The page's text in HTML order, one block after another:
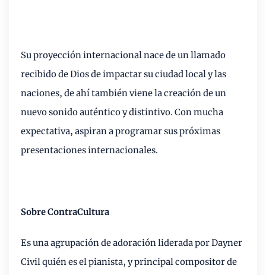
Su proyección internacional nace de un llamado
recibido de Dios de impactar su ciudad local y las
naciones, de ahí también viene la creación de un
nuevo sonido auténtico y distintivo. Con mucha
expectativa, aspiran a programar sus próximas
presentaciones internacionales.
Sobre ContraCultura
Es una agrupación de adoración liderada por Dayner
Civil quién es el pianista, y principal compositor de